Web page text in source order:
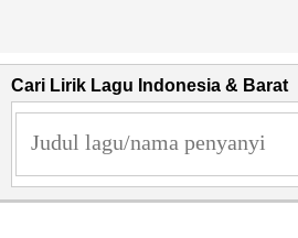
Cari Lirik Lagu Indonesia & Barat